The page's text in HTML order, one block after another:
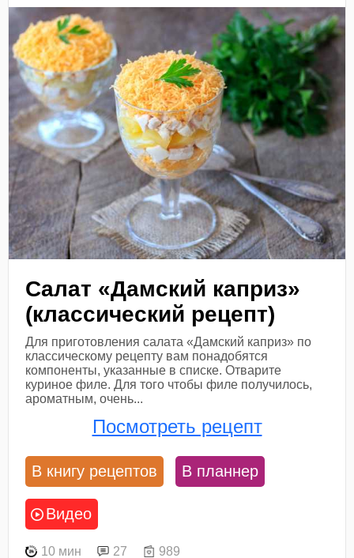
Салат «Дамский каприз»
(классический рецепт)
Для приготовления салата «Дамский каприз» по
классическому рецепту вам понадобятся
компоненты, указанные в списке. Отварите
куриное филе. Для того чтобы филе получилось,
ароматным, очень...
Посмотреть рецепт
В книгу рецептов В планнер
Видео
10 мин 27 989